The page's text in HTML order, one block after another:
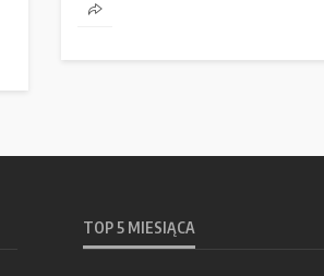
TOP 5 MIESIĄCA